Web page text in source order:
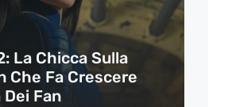
La Chicca Sulla
Che Fa Crescere
Dei Fan